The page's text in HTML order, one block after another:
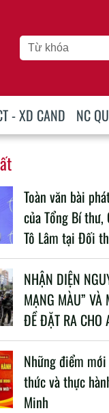
- XD CAND NC
Toàn văn bài
của Tổng Bí
Tô Lâm tại Đối
lần thứ 23
NHẬN DIỆN
MẠNG MÀU” VÀ
ĐỀ ĐẶT RA CHO
NAM TRONG
NAY
Những điểm
thức và thực
Minh